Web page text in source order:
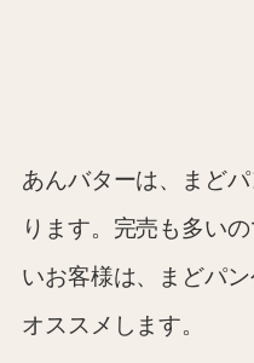
あんバターは、まど
ります。完売も多い
いお客様は、まどパ
オススメします。